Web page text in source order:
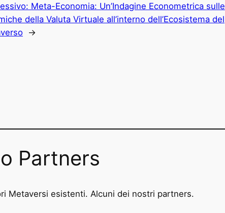
Meta-Economia: Un’Indagine Econometrica sulle
della Valuta Virtuale all’interno dell’Ecosistema del
→
Partners
Metaversi esistenti. Alcuni dei nostri partners.